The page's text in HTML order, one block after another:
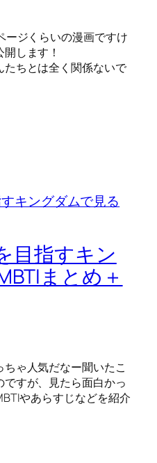
ージくらいの漫画ですけ
します！
ちとは全く関係ないで
目指すキン
まとめ＋
ゃ人気だなー聞いたこ
すが、見たら面白かっ
やあらすじなどを紹介